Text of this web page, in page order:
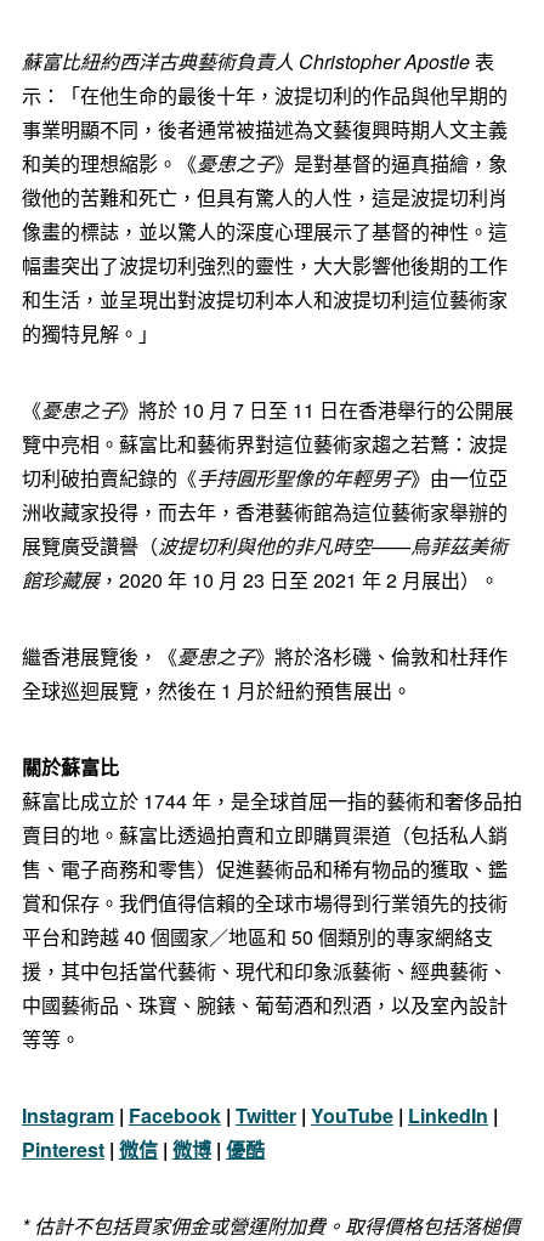
蘇富比紐約西洋古典藝術負責人 Christopher Apostle表
示：「在他生命的最後十年，波提切利的作品與他早期的
事業明顯不同，後者通常被描述為文藝復興時期人文主義
和美的理想縮影。《憂患之子》是對基督的逼真描繪，象
徵他的苦難和死亡，但具有驚人的人性，這是波提切利肖
像畫的標誌，並以驚人的深度心理展示了基督的神性。這
幅畫突出了波提切利強烈的靈性，大大影響他後期的工作
和生活，並呈現出對波提切利本人和波提切利這位藝術家
的獨特見解。」
《憂患之子》將於 10 月 7 日至 11 日在香港舉行的公開展
覽中亮相。蘇富比和藝術界對這位藝術家趨之若鶩：波提
切利破拍賣紀錄的《手持圓形聖像的年輕男子》由一位亞
洲收藏家投得，而去年，香港藝術館為這位藝術家舉辦的
展覽廣受讚譽（波提切利與他的非凡時空——烏菲茲美術
館珍藏展，2020 年 10 月 23 日至 2021 年 2 月展出）。
繼香港展覽後，《憂患之子》將於洛杉磯、倫敦和杜拜作
全球巡迴展覽，然後在 1 月於紐約預售展出。
關於蘇富比
蘇富比成立於 1744 年，是全球首屈一指的藝術和奢侈品拍
賣目的地。蘇富比透過拍賣和立即購買渠道（包括私人銷
售、電子商務和零售）促進藝術品和稀有物品的獲取、鑑
賞和保存。我們值得信賴的全球市場得到行業領先的技術
平台和跨越 40 個國家／地區和 50 個類別的專家網絡支
援，其中包括當代藝術、現代和印象派藝術、經典藝術、
中國藝術品、珠寶、腕錶、葡萄酒和烈酒，以及室內設計
等等。
Instagram| Facebook| Twitter| YouTube| LinkedIn |
Pinterest| 微信| 微博| 優酷
* 估計不包括買家佣金或營運附加費。取得價格包括落槌價